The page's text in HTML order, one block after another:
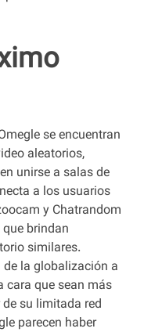
se encuentran
aleatorios,
unirse a salas de
a los usuarios
y Chatrandom
brindan
similares.
la globalización a
cara que sean más
su limitada red
parecen haber